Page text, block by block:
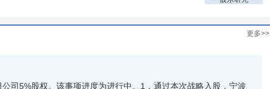
更多>>
司5%股权。该事项进度为进行中。1．通过本次战略入股，宁波